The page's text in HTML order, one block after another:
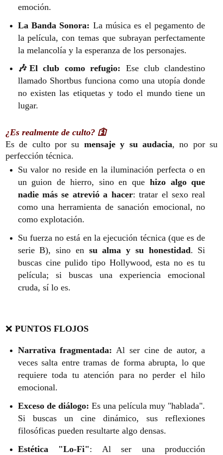
emoción.
La Banda Sonora: La música es el pegamento de
la película, con temas que subrayan perfectamente
la melancolía y la esperanza de los personajes.
🎶El club como refugio: Ese club clandestino
llamado Shortbus funciona como una utopía donde
no existen las etiquetas y todo el mundo tiene un
lugar.
¿Es realmente de culto? 🛐
Es de culto por su mensaje y su audacia, no por su
perfección técnica.
Su valor no reside en la iluminación perfecta o en
un guion de hierro, sino en que hizo algo que
nadie más se atrevió a hacer: tratar el sexo real
como una herramienta de sanación emocional, no
como explotación.
Su fuerza no está en la ejecución técnica (que es de
serie B), sino en su alma y su honestidad. Si
buscas cine pulido tipo Hollywood, esta no es tu
película; si buscas una experiencia emocional
cruda, sí lo es.
❌ PUNTOS FLOJOS
Narrativa fragmentada: Al ser cine de autor, a
veces salta entre tramas de forma abrupta, lo que
requiere toda tu atención para no perder el hilo
emocional.
Exceso de diálogo: Es una película muy "hablada".
Si buscas un cine dinámico, sus reflexiones
filosóficas pueden resultarte algo densas.
Estética "Lo-Fi": Al ser una producción